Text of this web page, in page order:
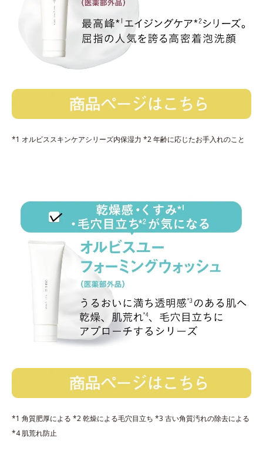
*1 オルビススキンケアシリーズ内保湿力 *2 年齢に応じたお手入れのこと
*1 角質肥厚による *2 乾燥による毛穴目立ち *3 古い角質汚れの除去による
*4 肌荒れ防止